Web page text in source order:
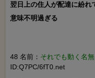
翌日上の住人が配達に紛れ
意味不明過ぎる
48 名前： それでも動く名無
ID:Q7PC/6fT0.net